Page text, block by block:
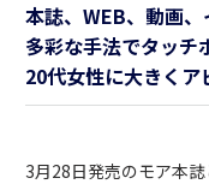
本誌、WEB、動画
多彩な手法でタッチ
20代女性に大きくア
3月28日発売のモア本